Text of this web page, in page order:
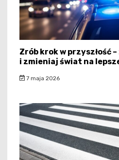
Zrób krok w przyszłość
i zmieniaj świat na
7 maja 2026